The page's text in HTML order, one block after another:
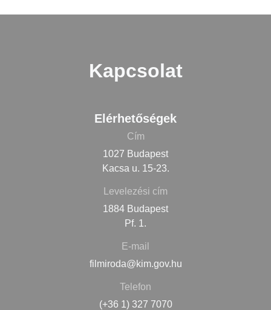
Kapcsolat
Elérhetőségek
Cím
1027 Budapest
Kacsa u. 15-23.
Levelezési cím
1884 Budapest
Pf. 1.
E-mail
filmiroda@kim.gov.hu
Telefon
(+36 1) 327 7070